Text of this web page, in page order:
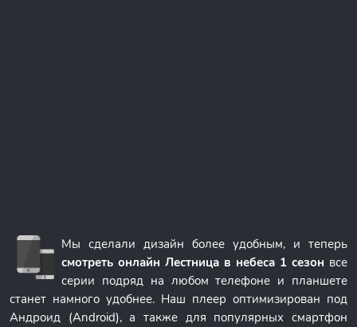
Мы сделали дизайн более удобным, и теперь
смотреть онлайн Лестница в небеса 1 сезон все
серии подряд на любом телефоне и планшете
станет намного удобнее. Наш плеер оптимизирован под
Андроид (Android), а также для популярных смартфон